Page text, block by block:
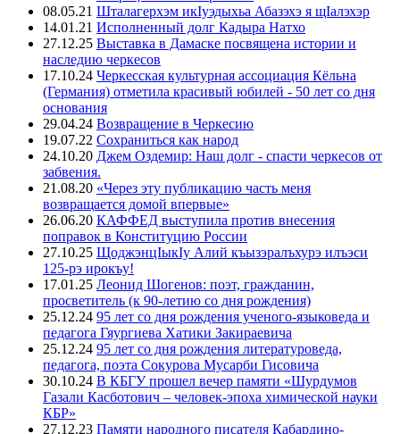
08.05.21 Шталагерхэм икIуэдыхьа Абазэхэ я щIалэхэр
14.01.21 Исполненный долг Кадыра Натхо
27.12.25 Выставка в Дамаске посвящена истории и
наследию черкесов
17.10.24 Черкесская культурная ассоциация Кёльна
(Германия) отметила красивый юбилей - 50 лет со дня
основания
29.04.24 Возвращение в Черкесию
19.07.22 Сохраниться как народ
24.10.20 Джем Оздемир: Наш долг - спасти черкесов от
забвения.
21.08.20 «Через эту публикацию часть меня
возвращается домой впервые»
26.06.20 КАФФЕД выступила против внесения
поправок в Конституцию России
27.10.25 ЩоджэнцIыкIу Алий къызэралъхурэ илъэси
125-рэ ирокъу!
17.01.25 Леонид Шогенов: поэт, гражданин,
просветитель (к 90-летию со дня рождения)
25.12.24 95 лет со дня рождения ученого-языковеда и
педагога Гяургиева Хатики Закираевича
25.12.24 95 лет со дня рождения литературоведа,
педагога, поэта Сокурова Мусарби Гисовича
30.10.24 В КБГУ прошел вечер памяти «Шурдумов
Газали Касботович – человек-эпоха химической науки
КБР»
27.12.23 Памяти народного писателя Кабардино-